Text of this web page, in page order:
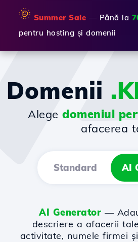
🌞 Summer Sale — Până la
pentru hosting și domenii
Domenii
Alegedomeniul
afacerea
Standard AI
AI Generator —
descriere a afacerii
activitate, numele firmei